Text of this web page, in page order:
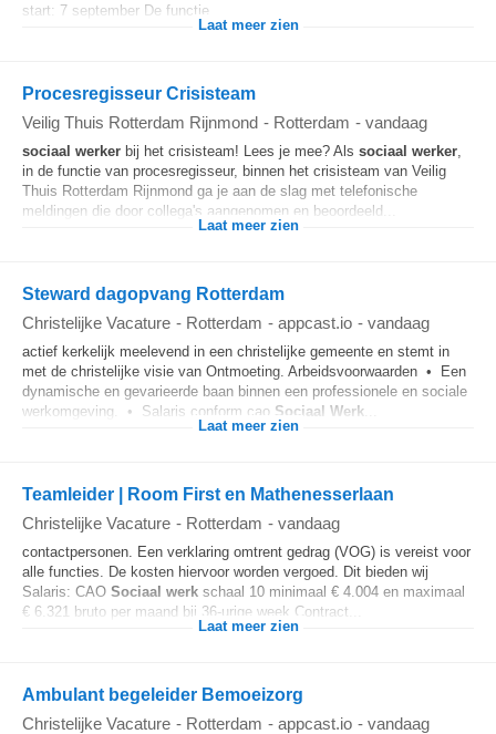
start: 7 september De functie...
Laat meer zien
Procesregisseur Crisisteam
Veilig Thuis Rotterdam Rijnmond - Rotterdam - vandaag
sociaal werker bij het crisisteam! Lees je mee? Als sociaal werker,
in de functie van procesregisseur, binnen het crisisteam van Veilig
Thuis Rotterdam Rijnmond ga je aan de slag met telefonische
meldingen die door collega's aangenomen en beoordeeld...
Laat meer zien
Steward dagopvang Rotterdam
Christelijke Vacature - Rotterdam - appcast.io - vandaag
actief kerkelijk meelevend in een christelijke gemeente en stemt in
met de christelijke visie van Ontmoeting. Arbeidsvoorwaarden • Een
dynamische en gevarieerde baan binnen een professionele en sociale
werkomgeving. • Salaris conform cao Sociaal Werk
Laat meer zien
Teamleider | Room First en Mathenesserlaan
Christelijke Vacature - Rotterdam - vandaag
contactpersonen. Een verklaring omtrent gedrag (VOG) is vereist voor
alle functies. De kosten hiervoor worden vergoed. Dit bieden wij
Salaris: CAO Sociaal werk schaal 10 minimaal € 4.004 en maximaal
€ 6.321 bruto per maand bij 36-urige week Contract...
Laat meer zien
Ambulant begeleider Bemoeizorg
Christelijke Vacature - Rotterdam - appcast.io - vandaag